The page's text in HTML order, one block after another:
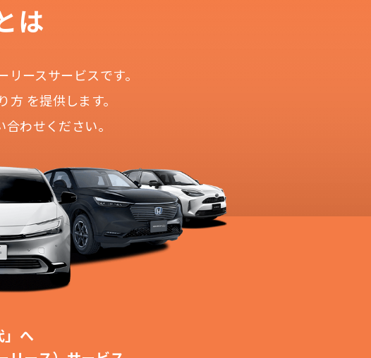
は
リースサービスです。
を提供します。
わせください。
」へ
ます！
れます！
！
変化にも対応が可能です。
ど一切不要！
ただけます。